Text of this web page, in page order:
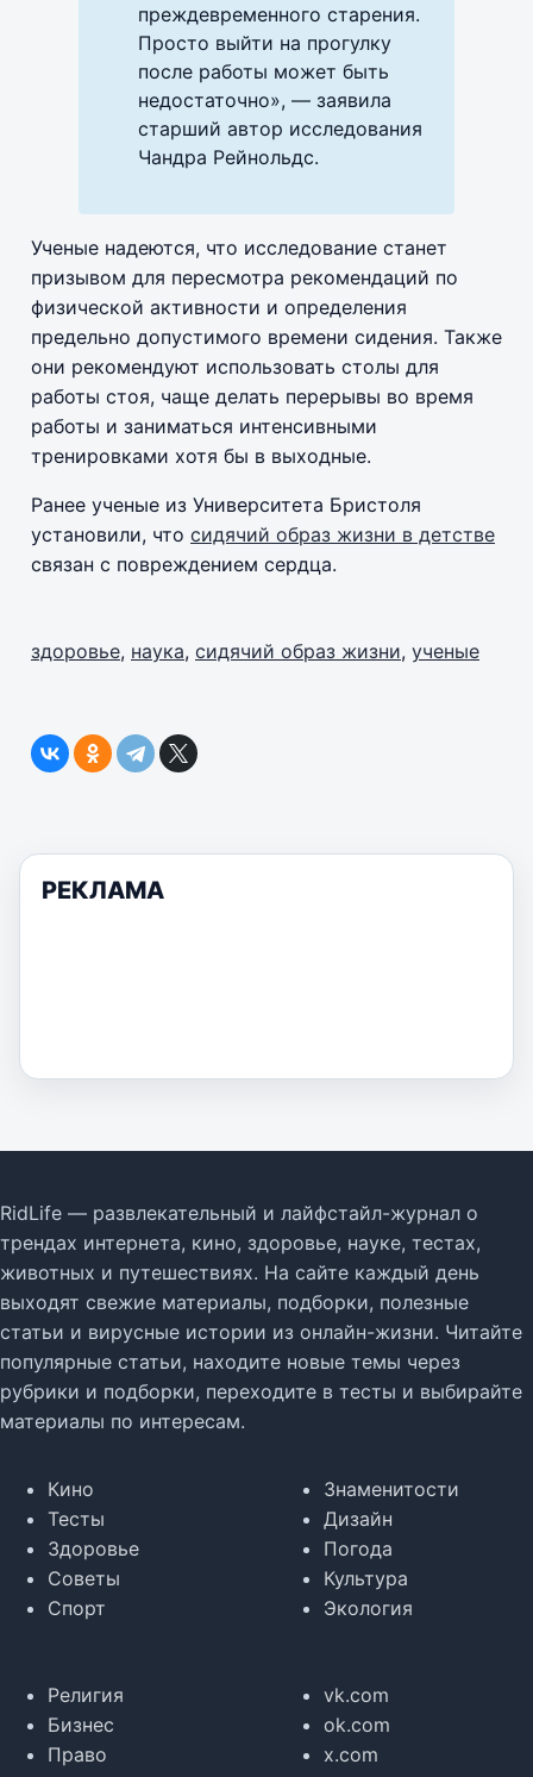
преждевременного старения.
Просто выйти на прогулку
после работы может быть
недостаточно», — заявила
старший автор исследования
Чандра Рейнольдс.
Ученые надеются, что исследование станет
призывом для пересмотра рекомендаций по
физической активности и определения
предельно допустимого времени сидения. Также
они рекомендуют использовать столы для
работы стоя, чаще делать перерывы во время
работы и заниматься интенсивными
тренировками хотя бы в выходные.
Ранее ученые из Университета Бристоля
установили, что сидячий образ жизни в детстве
связан с повреждением сердца.
здоровье, наука, сидячий образ жизни, ученые
РЕКЛАМА
RidLife — развлекательный и лайфстайл-журнал о
трендах интернета, кино, здоровье, науке, тестах,
животных и путешествиях. На сайте каждый день
выходят свежие материалы, подборки, полезные
статьи и вирусные истории из онлайн-жизни. Читайте
популярные статьи, находите новые темы через
рубрики и подборки, переходите в тесты и выбирайте
материалы по интересам.
Кино
Тесты
Здоровье
Советы
Спорт
Знаменитости
Дизайн
Погода
Культура
Экология
Религия
Бизнес
Право
vk.com
ok.com
x.com